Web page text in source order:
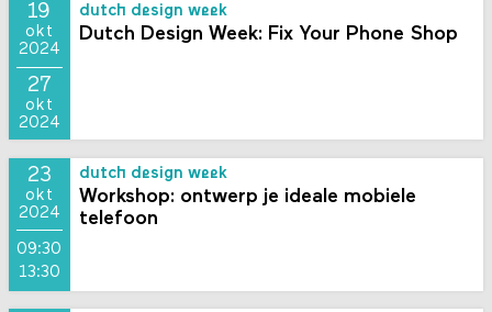
19
okt
2024
27
okt
2024
dutch design week
Dutch Design Week: Fix Your Phone Shop
23
okt
2024
09:30
13:30
dutch design week
Workshop: ontwerp je ideale mobiele
telefoon